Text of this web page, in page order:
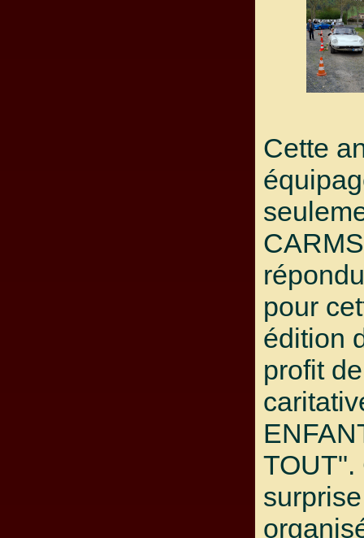
Cette
pour
édition
profit
TOUT".